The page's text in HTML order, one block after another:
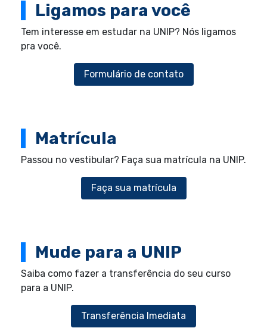
Ligamos para você
Tem interesse em estudar na UNIP? Nós ligamos
pra você.
Formulário de contato
Matrícula
Passou no vestibular? Faça sua matrícula na UNIP.
Faça sua matrícula
Mude para a UNIP
Saiba como fazer a transferência do seu curso
para a UNIP.
Transferência Imediata